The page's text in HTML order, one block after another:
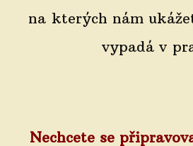
na kterých nám
vypadá v
Nechcete se